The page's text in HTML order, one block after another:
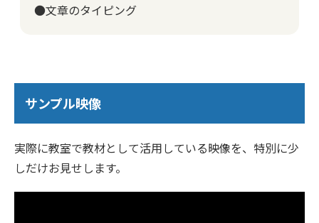
●文章のタイピング
サンプル映像
実際に教室で教材として活用している映像を、特別に少
しだけお見せします。